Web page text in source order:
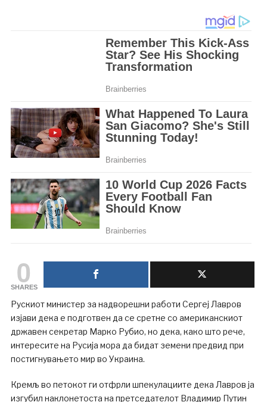
0
SHARES
Рускиот министер за надворешни работи Сергеј Лавров
изјави дека е подготвен да се сретне со американскиот
државен секретар Марко Рубио, но дека, како што рече,
интересите на Русија мора да бидат земени предвид при
постигнувањето мир во Украина.
Кремљ во петокот ги отфрли шпекулациите дека Лавров ја
изгубил наклонетоста на претседателот Владимир Путин